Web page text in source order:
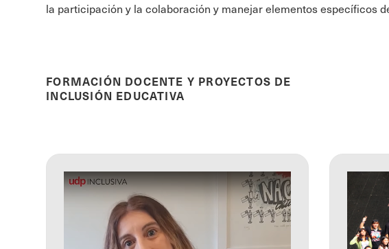
la participación y la colaboración y manejar elementos específicos
FORMACIÓN DOCENTE Y PROYECTOS DE
INCLUSIÓN EDUCATIVA